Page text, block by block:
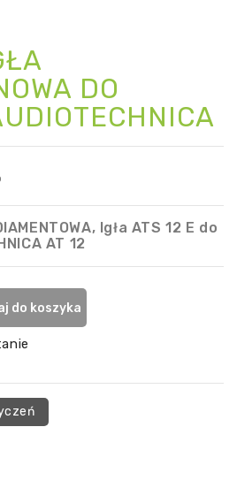
DO
Igła ATS 12 E do
AT 12
do koszyka